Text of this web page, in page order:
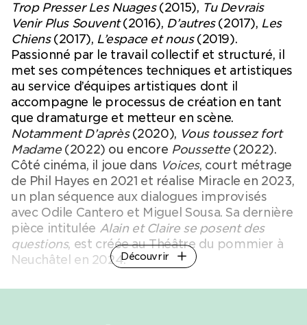
Trop Presser Les Nuages(2015), Tu Devrais
Venir Plus Souvent(2016), D’autres(2017), Les
Chiens(2017), L’espace et nous(2019).
Passionné par le travail collectif et structuré, il
met ses compétences techniques et artistiques
au service d’équipes artistiques dont il
accompagne le processus de création en tant
que dramaturge et metteur en scène.
Notamment D’après(2020), Vous toussez fort
Madame(2022) ou encore Poussette(2022).
Côté cinéma, il joue dans Voices, court métrage
de Phil Hayes en 2021 et réalise Miracle en 2023,
un plan séquence aux dialogues improvisés
avec Odile Cantero et Miguel Sousa. Sa dernière
pièce intitulée Alain et Claire se posent des
questions, est créée au Théâtre du pommier à
Neuchâtel en 2024.Découvrir